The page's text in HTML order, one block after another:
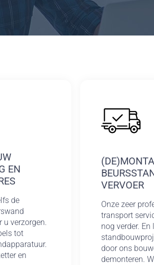
EN
de
u verzorgen.
tot
en
VERVOER
Onze zeer
transport
nog verder.
door ons
demonteren.